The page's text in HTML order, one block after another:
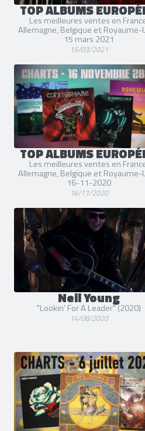
TOP ALBUMS
Les meilleures ventes en
Allemagne, Belgique et Royaume-
15 mars 2021
15/03/2021
TOP ALBUMS
Les meilleures ventes en
Allemagne, Belgique et Royaume-
16-11-2020
16/11/2020
Neil Young
"Lookin' For A Leader" (2020)
14/08/2020